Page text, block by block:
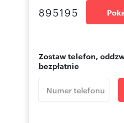
895195
Zostaw telefon,
bezpłatnie